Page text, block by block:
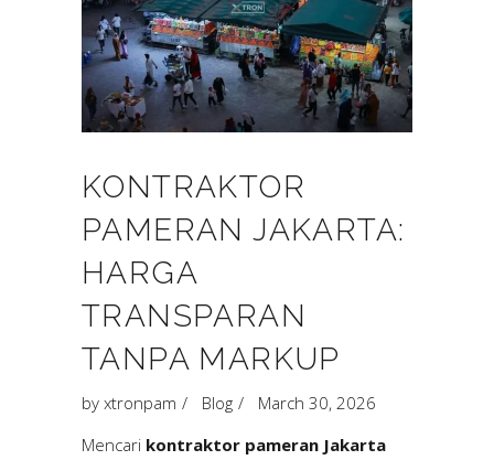
KONTRAKTOR
PAMERAN JAKARTA:
HARGA
TRANSPARAN
TANPA MARKUP
by xtronpam Blog
March 30, 2026
Mencari kontraktor pameran Jakarta